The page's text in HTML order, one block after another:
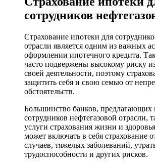
сотрудников
Страхование ипотеки для
отрасли является одним из важных
оформлении ипотечного кредита.
часто подвержены высокому риску
своей деятельности, поэтому
защитить себя и свою семью от
обстоятельств.
Большинство банков, предлагающих
сотрудников нефтегазовой отрасли,
услуги страхования жизни и
может включать в себя страхование
случаев, тяжелых заболеваний,
трудоспособности и других рисков.